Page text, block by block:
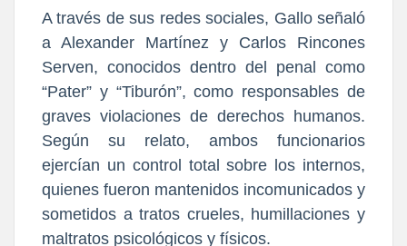
A través de sus redes sociales, Gallo señaló
a Alexander Martínez y Carlos Rincones
Serven, conocidos dentro del penal como
“Pater” y “Tiburón”, como responsables de
graves violaciones de derechos humanos.
Según su relato, ambos funcionarios
ejercían un control total sobre los internos,
quienes fueron mantenidos incomunicados y
sometidos a tratos crueles, humillaciones y
maltratos psicológicos y físicos.